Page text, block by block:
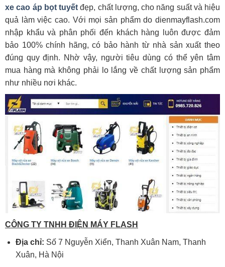
xe cao áp bọt tuyết đẹp, chất lượng, cho năng suất và hiệu
quả làm việc cao. Với mọi sản phẩm do dienmayflash.com
nhập khẩu và phân phối đến khách hàng luôn được đảm
bảo 100% chính hãng, có bảo hành từ nhà sản xuất theo
đúng quy định. Nhờ vậy, người tiêu dùng có thể yên tâm
mua hàng mà không phải lo lắng về chất lượng sản phẩm
như nhiều nơi khác.
CÔNG TY TNHH ĐIỆN MÁY FLASH
Địa chỉ: Số 7 Nguyễn Xiển, Thanh Xuân Nam, Thanh
Xuân, Hà Nội